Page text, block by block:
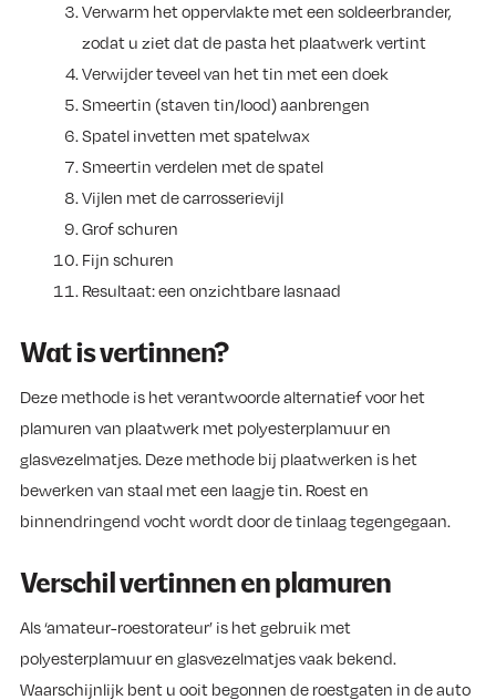
Verwarm het oppervlakte met een soldeerbrander,
zodat u ziet dat de pasta het plaatwerk vertint
Verwijder teveel van het tin met een doek
Smeertin (staven tin/lood) aanbrengen
Spatel invetten met spatelwax
Smeertin verdelen met de spatel
Vijlen met de carrosserievijl
Grof schuren
Fijn schuren
Resultaat: een onzichtbare lasnaad
Wat is vertinnen?
Deze methode is het verantwoorde alternatief voor het
plamuren van plaatwerk met polyesterplamuur en
glasvezelmatjes. Deze methode bij plaatwerken is het
bewerken van staal met een laagje tin. Roest en
binnendringend vocht wordt door de tinlaag tegengegaan.
Verschil vertinnen en plamuren
Als ‘amateur-roestorateur’ is het gebruik met
polyesterplamuur en glasvezelmatjes vaak bekend.
Waarschijnlijk bent u ooit begonnen de roestgaten in de auto